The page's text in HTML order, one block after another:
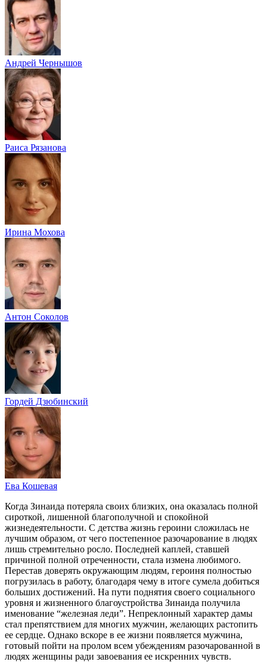
Андрей Чернышов
Раиса Рязанова
Ирина Мохова
Антон Соколов
Гордей Дзюбинский
Ева Кошевая
Когда Зинаида потеряла своих близких, она оказалась полной
сироткой, лишенной благополучной и спокойной
жизнедеятельности. С детства жизнь героини сложилась не
лучшим образом, от чего постепенное разочарование в людях
лишь стремительно росло. Последней каплей, ставшей
причиной полной отреченности, стала измена любимого.
Перестав доверять окружающим людям, героиня полностью
погрузилась в работу, благодаря чему в итоге сумела добиться
больших достижений. На пути поднятия своего социального
уровня и жизненного благоустройства Зинаида получила
именование “железная леди”. Непреклонный характер дамы
стал препятствием для многих мужчин, желающих растопить
ее сердце. Однако вскоре в ее жизни появляется мужчина,
готовый пойти на пролом всем убеждениям разочарованной в
людях женщины ради завоевания ее искренних чувств.